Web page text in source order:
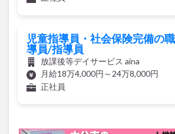
児童指導員・社会保険完備の
導員/指導員
放課後等デイサービス aina
月給18万4,000円～24万8,000円
正社員